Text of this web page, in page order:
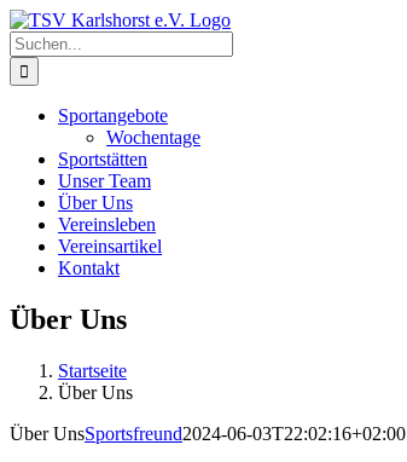
Zum
Inhalt
springen
Suche
nach:
Sportangebote
Wochentage
Sportstätten
Unser Team
Über Uns
Vereinsleben
Vereinsartikel
Kontakt
Über Uns
Startseite
Über Uns
Über UnsSportsfreund2024-06-03T22:02:16+02:00